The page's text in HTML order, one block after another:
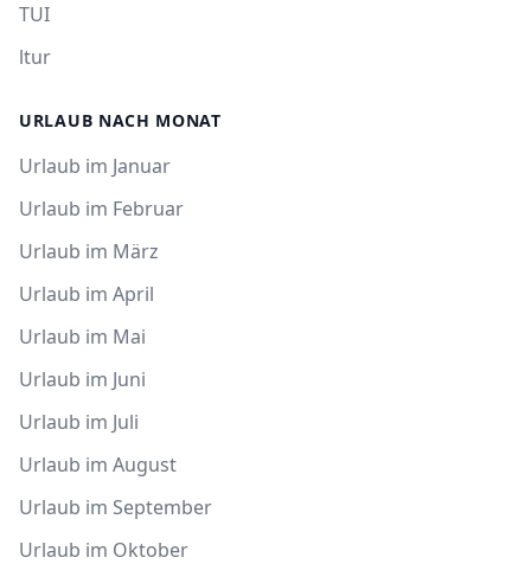
TUI
ltur
URLAUB NACH MONAT
Urlaub im Januar
Urlaub im Februar
Urlaub im März
Urlaub im April
Urlaub im Mai
Urlaub im Juni
Urlaub im Juli
Urlaub im August
Urlaub im September
Urlaub im Oktober